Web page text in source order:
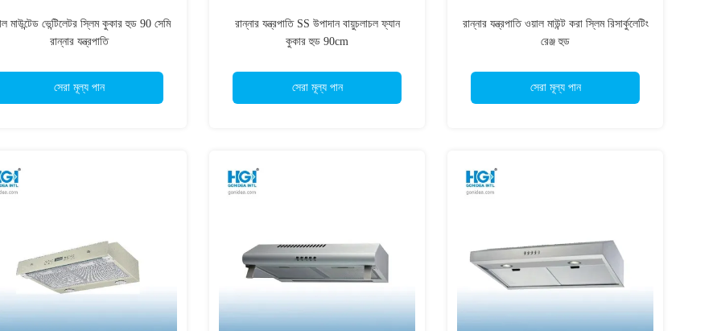
মাউন্টেড ভেন্টিলেটর স্লিম কুকার হুড 90 সেমি
রান্নার যন্ত্রপাতি
সেরা মূল্য পান
রান্নার যন্ত্রপাতি SS উপাদান বায়ুচলাচল ফ্যান
কুকার হুড 90cm
সেরা মূল্য পান
রান্নার যন্ত্রপাতি ওয়াল মাউন্ট করা স্লিম রিসার্কুলেটিং
রেঞ্জ হুড
সেরা মূল্য পান